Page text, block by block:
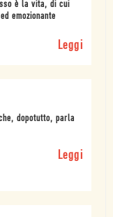
è la vita, di cui
emozionante
Leggi
dopotutto, parla
Leggi